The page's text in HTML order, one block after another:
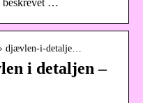
djævlen-i-detalje…
i detaljen –